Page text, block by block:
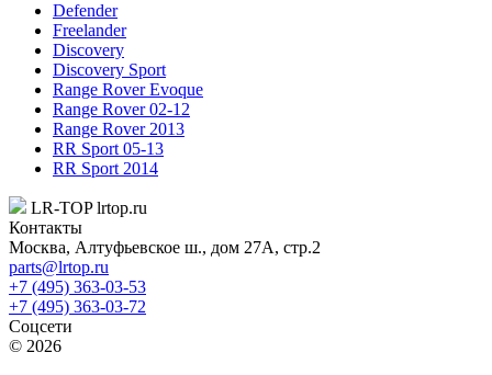
Defender
Freelander
Discovery
Discovery Sport
Range Rover Evoque
Range Rover 02-12
Range Rover 2013
RR Sport 05-13
RR Sport 2014
LR-TOP lrtop.ru
Контакты
Москва, Алтуфьевское ш., дом 27А, стр.2
parts@lrtop.ru
+7 (495) 363-03-53
+7 (495) 363-03-72
Соцсети
© 2026